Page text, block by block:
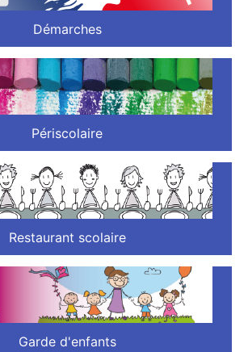
Démarches
Périscolaire
Restaurant scolaire
Garde d'enfants